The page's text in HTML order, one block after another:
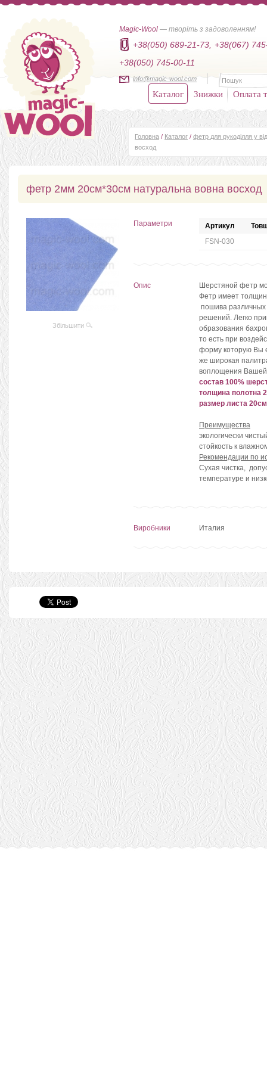
Magic-Wool — творіть з задоволенням!
+38(050) 689-21-73,
+38(067)
+38(050) 745-00-11
info@magic-wool.com
Каталог Знижки Оплата
Головна / Каталог / фетр для рукоділля у
восход
фетр 2мм 20см*30см натуральна вовна восход
Збільшити
Параметри Артикул
FSN-030
Опис
Шерстяной фетр
Фетр имеет
пошива
решений. Легко
образования
то есть при
форму которую Вы
же широкая
воплощения
состав 100%
толщина полотна
размер листа
Преимущества
экологически
стойкость к
Рекомендации по
Сухая чистка,
температуре и
Виробники Италия